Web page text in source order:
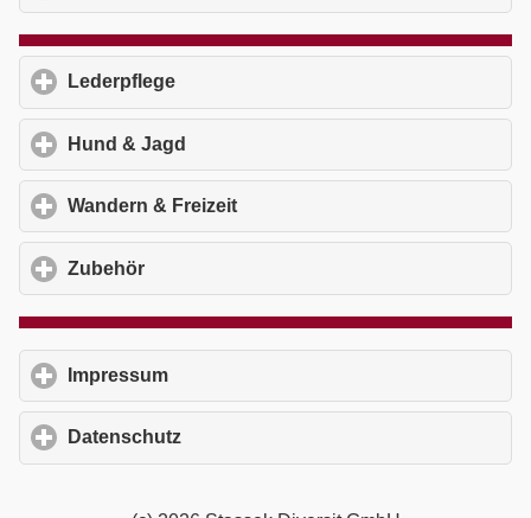
Lederpflege
Hund & Jagd
Wandern & Freizeit
Zubehör
Impressum
Datenschutz